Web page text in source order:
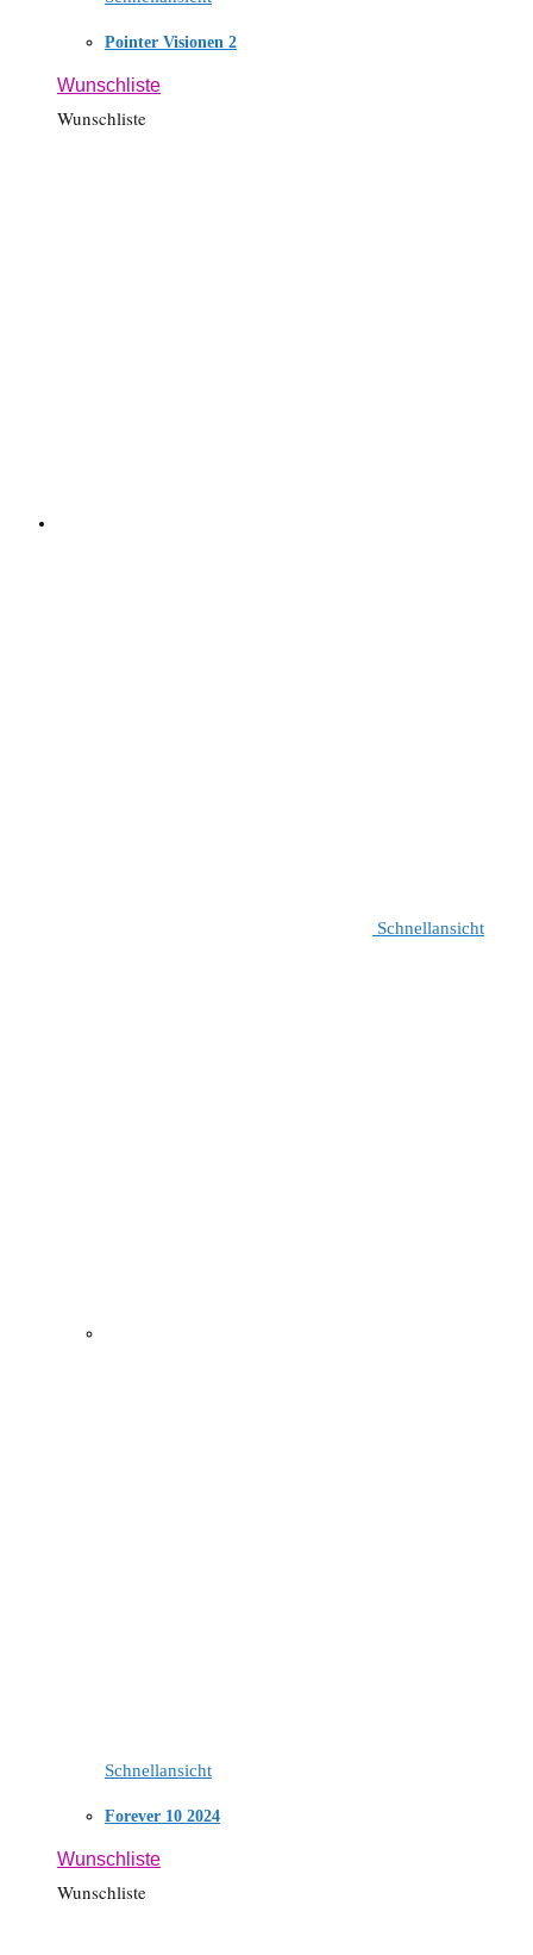
Pointer Visionen 2
Wunschliste
Wunschliste
Schnellansicht
Schnellansicht
Forever 10 2024
Wunschliste
Wunschliste